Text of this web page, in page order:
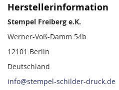
Herstellerinformation
Stempel Freiberg e.K.
Werner-Voß-Damm 54b
12101 Berlin
Deutschland
info@stempel-schilder-druck.de